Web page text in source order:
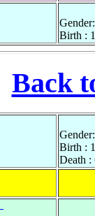
Birth :
Back
Birth :
Death :